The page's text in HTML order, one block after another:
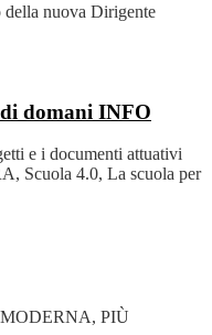
nuova Dirigente
domani INFO
e i documenti attuativi
Scuola 4.0, La scuola per
PIÙ